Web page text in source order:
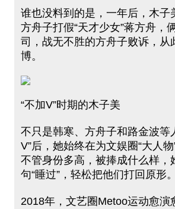
谁也没料到的是，一年后，木子
方舟子打假“天才少女”蒋方舟，
司，战无不胜的方舟子败诉，从
博。
“不加V”时期的木子美
不只是韩寒、方舟子和路金波等
V”后，她始终在为文娱圈“大人物
不管身份多高，被捧成什么样，
句“睡过”，轻松把他们打回原形。
2018年，文艺圈Metoo运动愈演